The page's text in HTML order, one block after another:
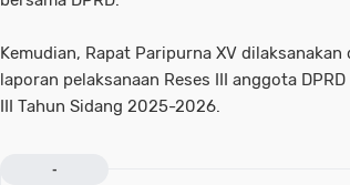
Kemudian, Rapat Paripurna XV
laporan pelaksanaan Reses III anggota
III Tahun Sidang 2025-2026.
-